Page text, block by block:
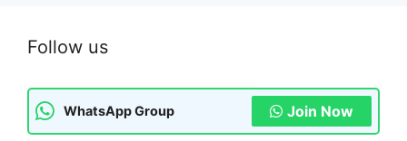
Follow us
WhatsApp Group Join Now